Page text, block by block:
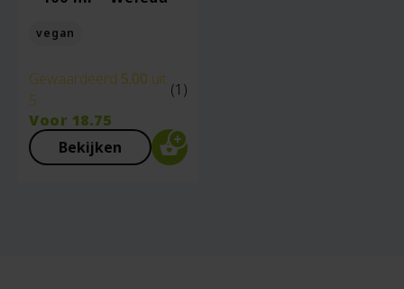
vegan
Gewaardeerd 5.00 uit
5
(1)
Voor 18.75
Bekijken